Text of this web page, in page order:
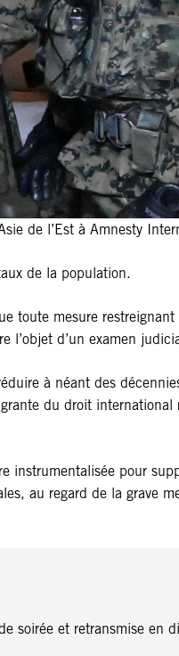
de l’Est à Amnesty
de la population.
toute mesure restreignant
l’objet d’un examen
à néant des
du droit
instrumentalisée pour
au regard de la grave
soirée et retransmise en